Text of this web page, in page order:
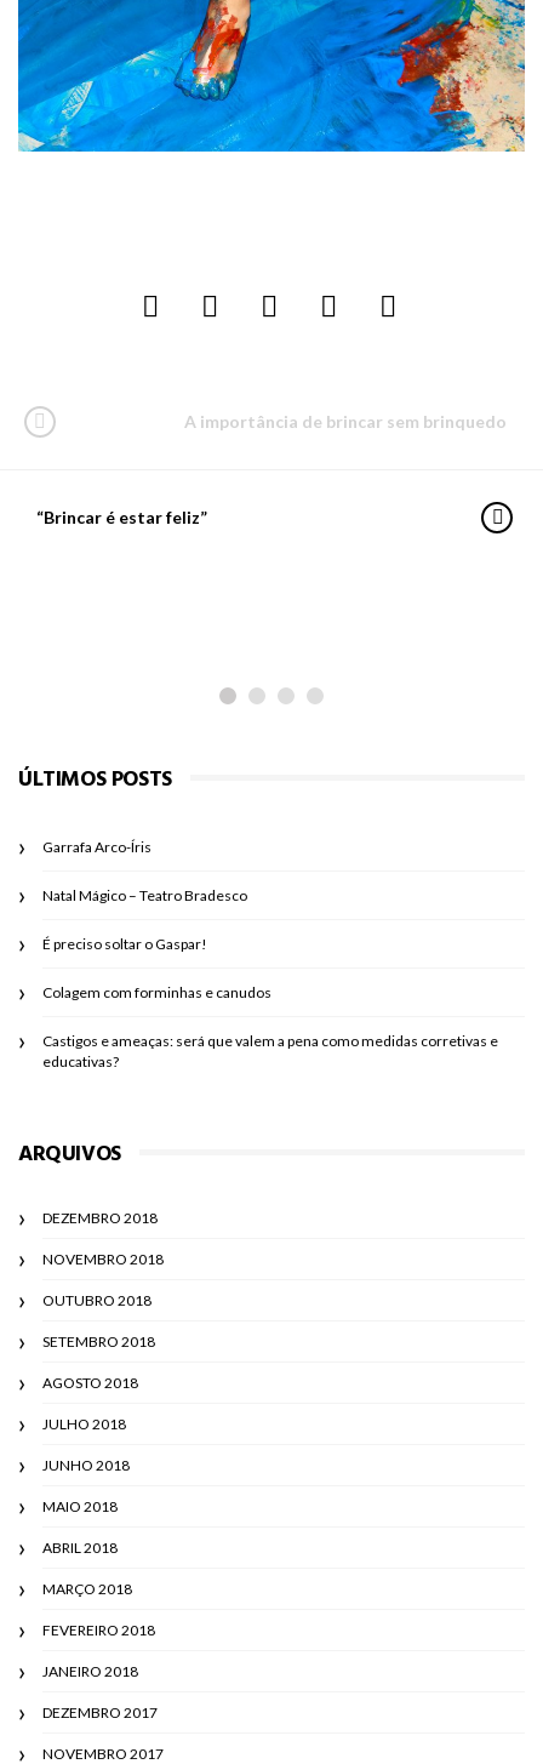
A importância de brincar sem brinquedo
“Brincar é estar feliz”
PARA LER
ÚLTIMOS POSTS
Garrafa Arco-Íris
Natal Mágico – Teatro Bradesco
É preciso soltar o Gaspar!
Colagem com forminhas e canudos
Castigos e ameaças: será que valem a pena como medidas corretivas e
educativas?
ARQUIVOS
DEZEMBRO 2018
NOVEMBRO 2018
OUTUBRO 2018
SETEMBRO 2018
AGOSTO 2018
JULHO 2018
JUNHO 2018
MAIO 2018
ABRIL 2018
MARÇO 2018
FEVEREIRO 2018
JANEIRO 2018
DEZEMBRO 2017
NOVEMBRO 2017